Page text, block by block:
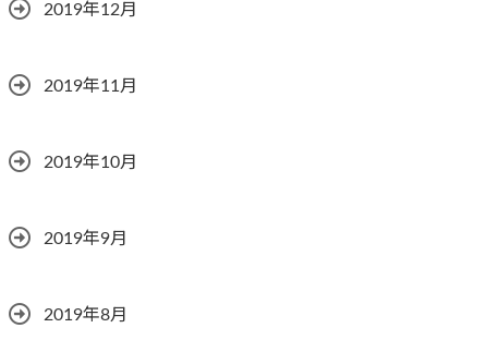
2019年12月
2019年11月
2019年10月
2019年9月
2019年8月